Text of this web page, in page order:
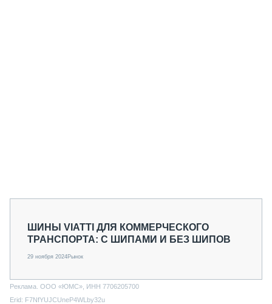
ШИНЫ VIATTI ДЛЯ КОММЕРЧЕСКОГО
ТРАНСПОРТА: С ШИПАМИ И БЕЗ ШИПОВ
29 ноября 2024Рынок
Реклама. ООО «ЮМС», ИНН 7706205700
Erid: F7NfYUJCUneP4WLby32u